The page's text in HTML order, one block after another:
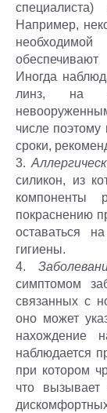
Например,
Иногда
линз, на
числе
сроки,
3.
силикон, из
компоненты
покраснению
оставаться
гигиены.
4.
симптомом
связанных с
оно может
нахождение
наблюдается
при котором
что вызывает